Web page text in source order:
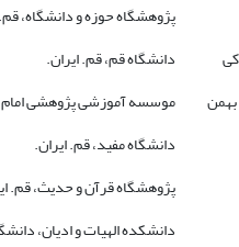
پژوهشگاه حوزه و دانشگاه،
دانشگاه قم، قم. ایران.
موسسه آموزشی پژوهشی امام
دانشگاه مفید، قم. ایران.
پژوهشگاه قرآن و حدیث، قم.
دانشکده الهیات و ادیان،